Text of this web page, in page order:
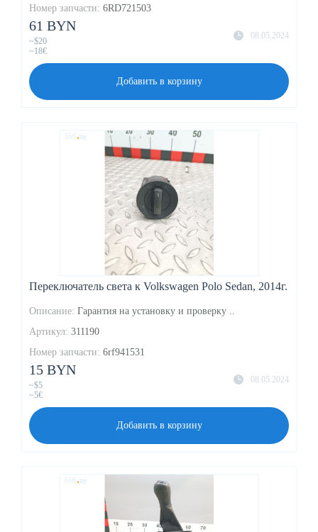
Номер запчасти: 6RD721503
08.05.2024
61 BYN
~$20
~18€
Добавить в корзину
Переключатель света к Volkswagen Polo Sedan, 2014г.
Описание: Гарантия на установку и проверку ..
Артикул: 311190
Номер запчасти: 6rf941531
08.05.2024
15 BYN
~$5
~5€
Добавить в корзину